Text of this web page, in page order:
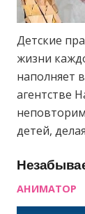
Детские
жизни
наполняет
агентстве
детей,
АНИМАТОР